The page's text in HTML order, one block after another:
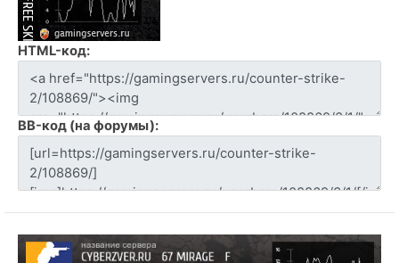
HTML-код:
BB-код (на форумы):